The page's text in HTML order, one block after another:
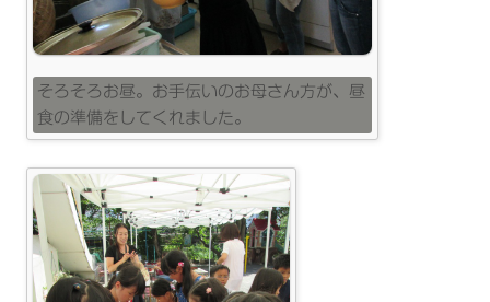
そろそろお昼。お手伝いのお母さん方が、昼
食の準備をしてくれました。